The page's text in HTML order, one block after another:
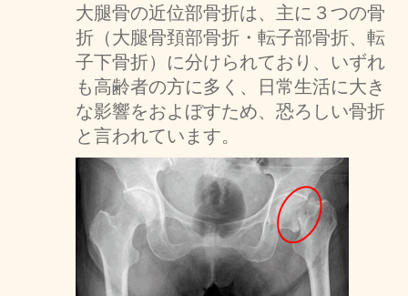
大腿骨の近位部骨折は、主に３つの骨
折（大腿骨頚部骨折・転子部骨折、転
子下骨折）に分けられており、いずれ
も高齢者の方に多く、日常生活に大き
な影響をおよぼすため、恐ろしい骨折
と言われています。